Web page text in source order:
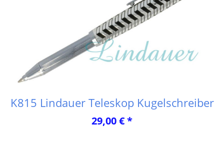
K815 Lindauer Teleskop Kugelschreiber
29,00 € *